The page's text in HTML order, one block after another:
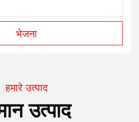
भेजना
हमारे उत्पाद
उत्पाद